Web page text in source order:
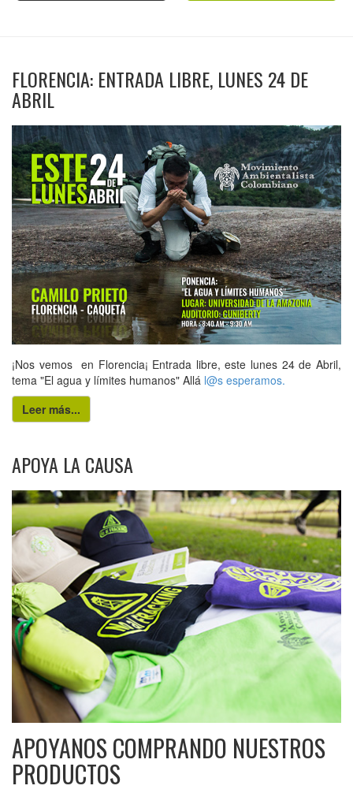
FLORENCIA: ENTRADA LIBRE, LUNES 24 DE
ABRIL
¡Nos vemos en Florencia¡ Entrada libre, este lunes 24 de Abril,
tema "El agua y límites humanos" Allá l@s esperamos.
Leer más...
APOYA LA CAUSA
APOYANOS COMPRANDO NUESTROS
PRODUCTOS